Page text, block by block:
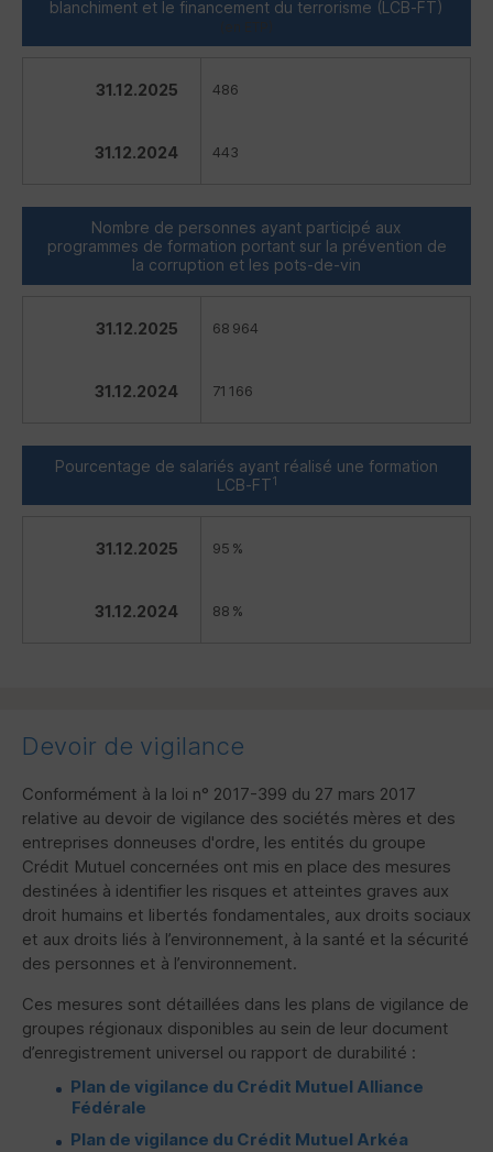
blanchiment et le financement du terrorisme (LCB‑FT)
31.12.2025 486
31.12.2024 443
Nombre de personnes ayant participé aux
programmes de formation portant sur la prévention de
la corruption et les pots‑de‑vin
31.12.2025 68 964
31.12.2024 71 166
Pourcentage de salariés ayant réalisé une formation
LCB‑FT1
31.12.2025 95 %
31.12.2024 88 %
Devoir de vigilance
Conformément à la loi n° 2017-399 du 27 mars 2017
relative au devoir de vigilance des sociétés mères et des
entreprises donneuses d'ordre, les entités du groupe
Crédit Mutuel concernées ont mis en place des mesures
destinées à identifier les risques et atteintes graves aux
droit humains et libertés fondamentales, aux droits sociaux
et aux droits liés à l’environnement, à la santé et la sécurité
des personnes et à l’environnement.
Ces mesures sont détaillées dans les plans de vigilance de
groupes régionaux disponibles au sein de leur document
d’enregistrement universel ou rapport de durabilité :
Plan de vigilance du Crédit Mutuel Alliance
Fédérale
Plan de vigilance du Crédit Mutuel Arkéa